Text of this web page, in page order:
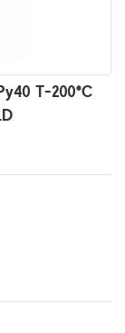
Т-200*С